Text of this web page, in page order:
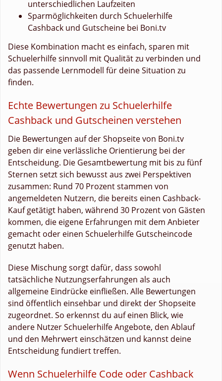
unterschiedlichen Laufzeiten
Sparmöglichkeiten durch Schuelerhilfe
Cashback und Gutscheine bei Boni.tv
Diese Kombination macht es einfach, sparen mit
Schuelerhilfe sinnvoll mit Qualität zu verbinden und
das passende Lernmodell für deine Situation zu
finden.
Echte Bewertungen zu Schuelerhilfe
Cashback und Gutscheinen verstehen
Die Bewertungen auf der Shopseite von Boni.tv
geben dir eine verlässliche Orientierung bei der
Entscheidung. Die Gesamtbewertung mit bis zu fünf
Sternen setzt sich bewusst aus zwei Perspektiven
zusammen: Rund 70 Prozent stammen von
angemeldeten Nutzern, die bereits einen Cashback-
Kauf getätigt haben, während 30 Prozent von Gästen
kommen, die eigene Erfahrungen mit dem Anbieter
gemacht oder einen Schuelerhilfe Gutscheincode
genutzt haben.
Diese Mischung sorgt dafür, dass sowohl
tatsächliche Nutzungserfahrungen als auch
allgemeine Eindrücke einfließen. Alle Bewertungen
sind öffentlich einsehbar und direkt der Shopseite
zugeordnet. So erkennst du auf einen Blick, wie
andere Nutzer Schuelerhilfe Angebote, den Ablauf
und den Mehrwert einschätzen und kannst deine
Entscheidung fundiert treffen.
Wenn Schuelerhilfe Code oder Cashback